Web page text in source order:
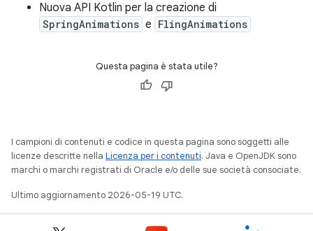
Nuova API Kotlin per la creazione di
SpringAnimations e FlingAnimations
Questa pagina è stata utile?
I campioni di contenuti e codice in questa pagina sono soggetti alle
licenze descritte nella Licenza per i contenuti. Java e OpenJDK sono
marchi o marchi registrati di Oracle e/o delle sue società consociate.
Ultimo aggiornamento 2026-05-19 UTC.